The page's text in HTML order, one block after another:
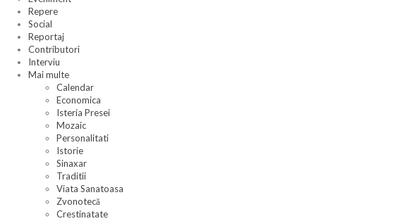
Repere
Social
Reportaj
Contributori
Interviu
Mai multe
Calendar
Economica
Isteria Presei
Mozaic
Personalitati
Istorie
Sinaxar
Traditii
Viata Sanatoasa
Zvonotecă
Crestinatate